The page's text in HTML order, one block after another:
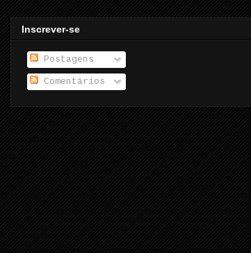
Inscrever-se
Postagens
Comentários